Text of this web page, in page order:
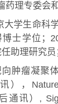
药理专委会
生命科学
士学位；
助理研究
瘤凝聚体
），
通讯）,